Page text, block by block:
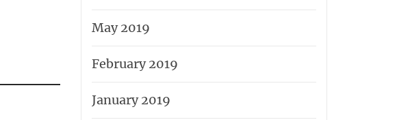
May 2019
February 2019
January 2019